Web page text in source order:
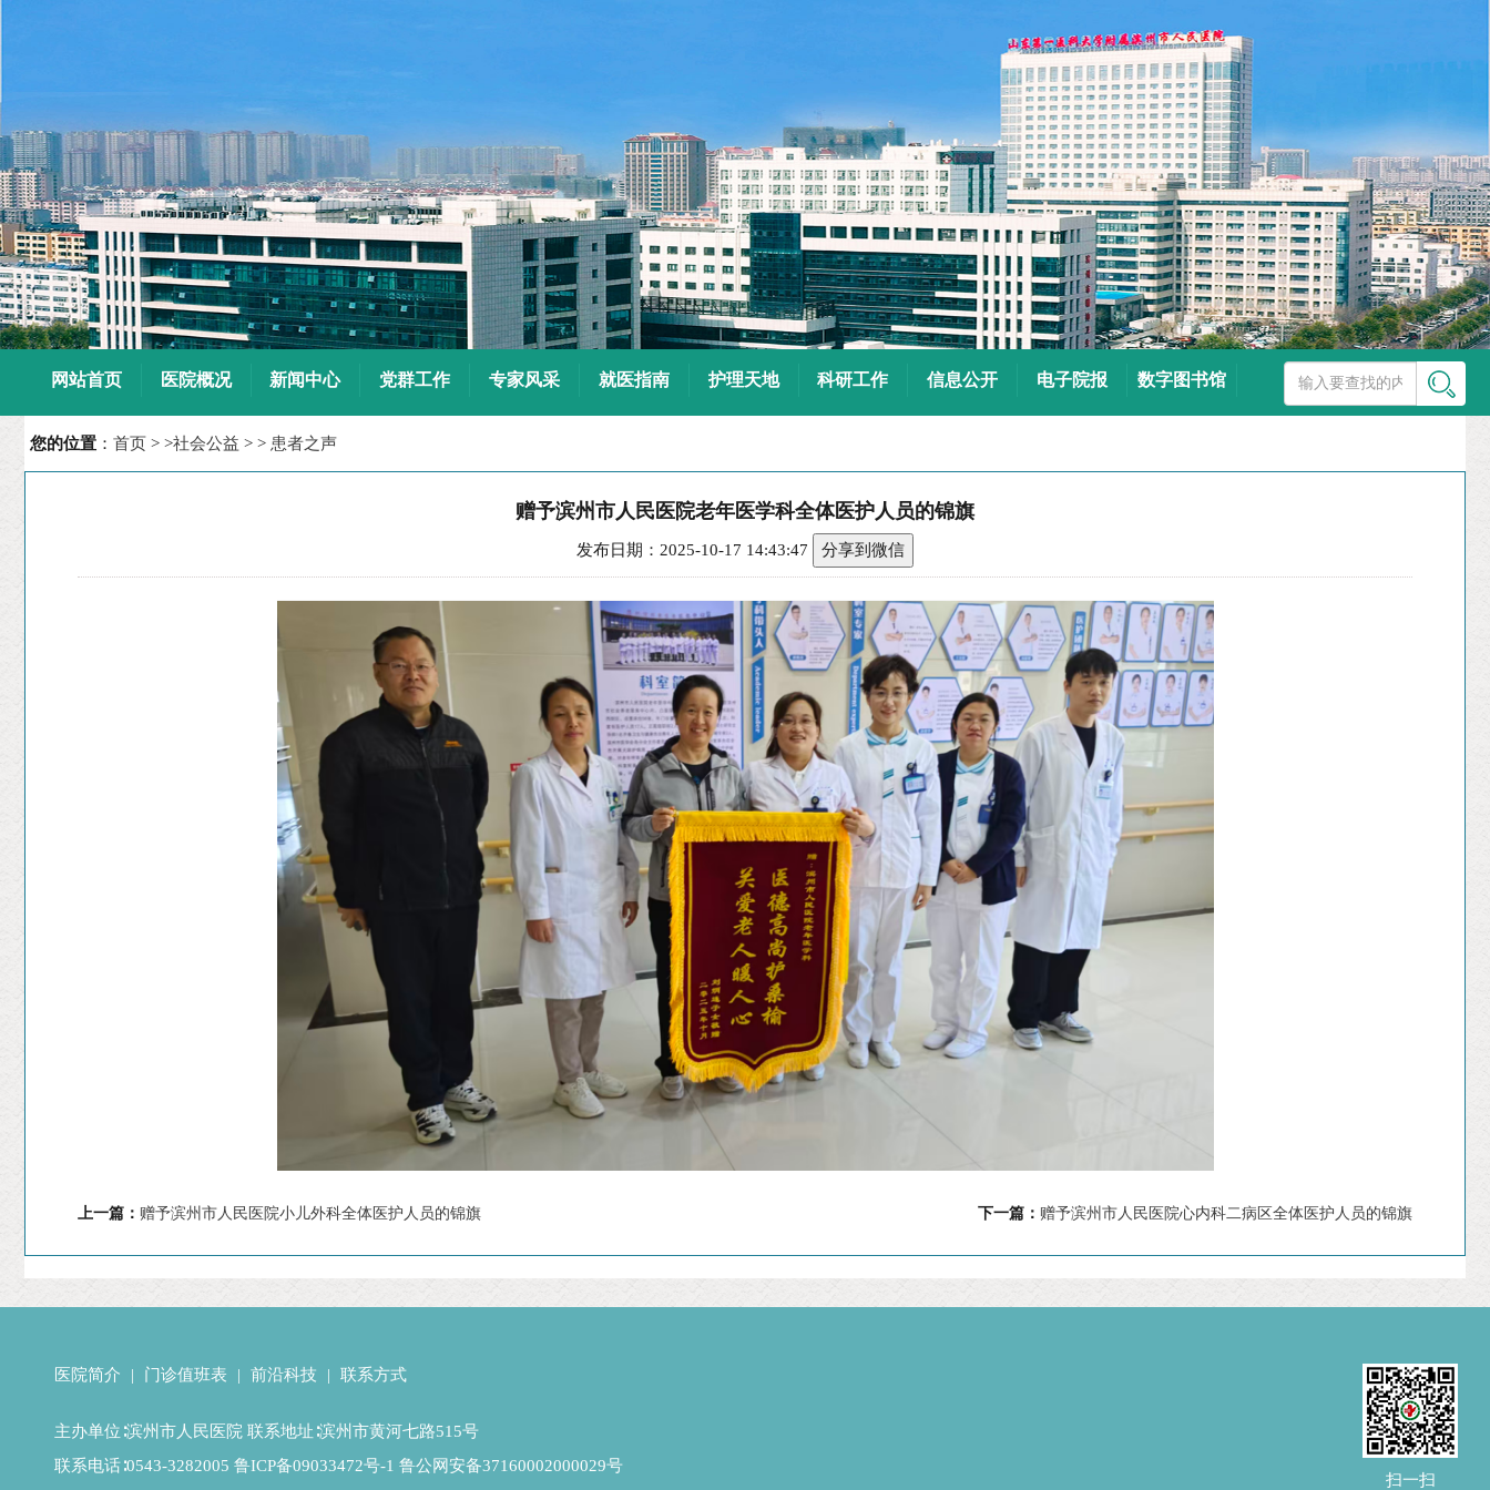
7 8 9 10
网站首页 医院概况 新闻中心 党群工作 专家风采 就医指南 护理天地 科研工作 信息公开 电子院报 数字图书馆
您的位置 ： 首页 > >社会公益 > > 患者之声
赠予滨州市人民医院老年医学科全体医护人员的锦旗
发布日期：2025-10-17 14:43:47 分享到微信
上一篇： 赠予滨州市人民医院小儿外科全体医护人员的锦旗 下一篇： 赠予滨州市人民医院心内科二病区全体医护人员的锦旗
医院简介 | 门诊值班表 | 前沿科技 | 联系方式
主办单位∶滨州市人民医院 联系地址∶滨州市黄河七路515号
联系电话∶0543-3282005 鲁ICP备09033472号-1 鲁公网安备37160002000029号
扫一扫